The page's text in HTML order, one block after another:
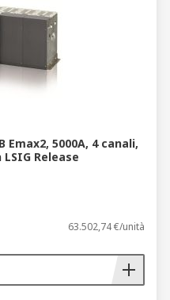
5000A, 4 canali,
LSIG Release
63.502,74 €/unità